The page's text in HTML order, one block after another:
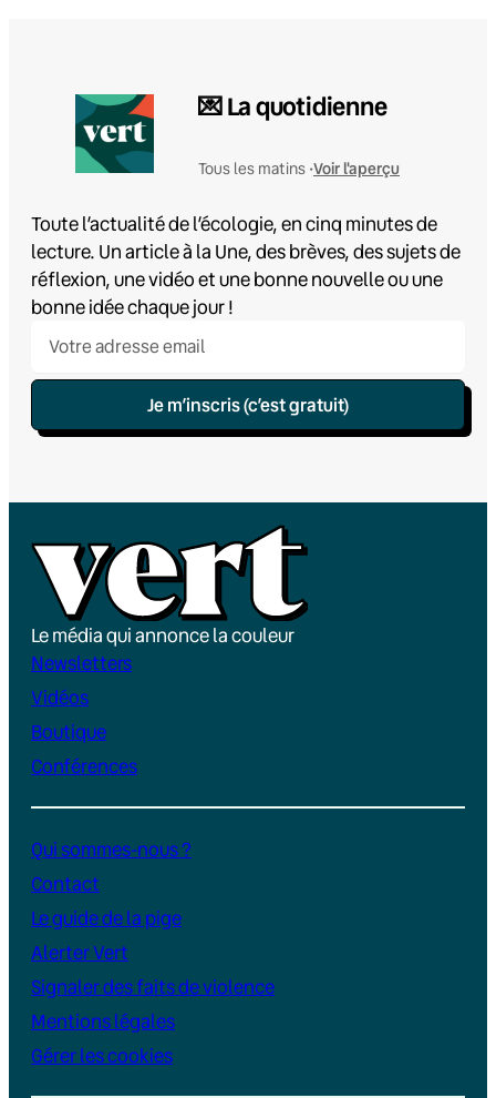
💌 La quotidienne
Tous les matins •Voir l'aperçu
Toute l’actualité de l’écologie, en cinq minutes de
lecture. Un article à la Une, des brèves, des sujets de
réflexion, une vidéo et une bonne nouvelle ou une
bonne idée chaque jour !
Je m’inscris (c’est gratuit)
Le média qui annonce la couleur
Newsletters
Vidéos
Boutique
Conférences
Qui sommes-nous ?
Contact
Le guide de la pige
Alerter Vert
Signaler des faits de violence
Mentions légales
Gérer les cookies